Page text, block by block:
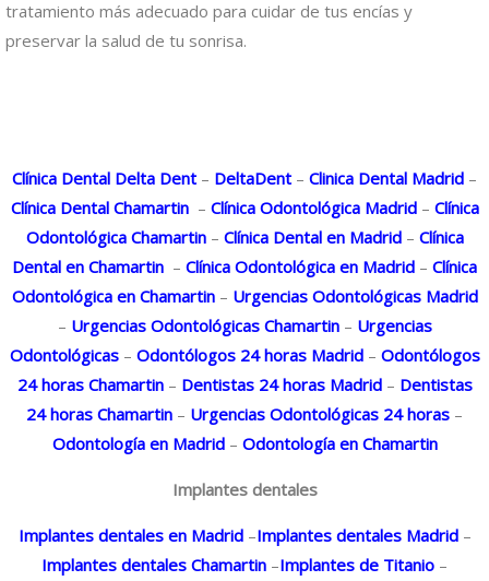
tratamiento más adecuado para cuidar de tus encías y
preservar la salud de tu sonrisa.
Clínica Dental Delta Dent – DeltaDent – Clinica Dental Madrid –
Clínica Dental Chamartin– Clínica Odontológica Madrid– Clínica
Odontológica Chamartin– Clínica Dental en Madrid– Clínica
Dental en Chamartin – Clínica Odontológica en Madrid – Clínica
Odontológica en Chamartin– Urgencias Odontológicas Madrid
– Urgencias Odontológicas Chamartin– Urgencias
Odontológicas– Odontólogos 24 horas Madrid– Odontólogos
24 horas Chamartin– Dentistas 24 horas Madrid– Dentistas
24 horas Chamartin – Urgencias Odontológicas 24 horas –
Odontología en Madrid– Odontología en Chamartin
Implantes dentales
Implantes dentales en Madrid–Implantes dentales Madrid–
Implantes dentales Chamartin –Implantes de Titanio –